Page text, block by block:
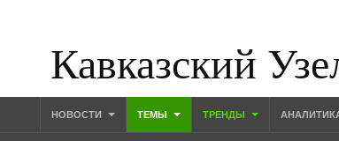
Кавказский
НОВОСТИ ТЕМЫ ТРЕНДЫ